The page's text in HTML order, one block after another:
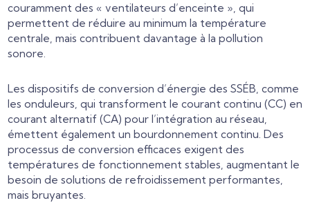
couramment des « ventilateurs d’enceinte », qui
permettent de réduire au minimum la température
centrale, mais contribuent davantage à la pollution
sonore.
Les dispositifs de conversion d’énergie des SSÉB, comme
les onduleurs, qui transforment le courant continu (CC) en
courant alternatif (CA) pour l’intégration au réseau,
émettent également un bourdonnement continu. Des
processus de conversion efficaces exigent des
températures de fonctionnement stables, augmentant le
besoin de solutions de refroidissement performantes,
mais bruyantes.